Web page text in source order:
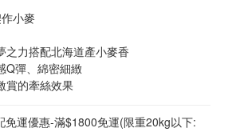
小麥
之力搭配北海道產小麥香
Q彈、綿密細緻
賞的牽絲效果
免運優惠-滿$1800免運(限重20kg以下: